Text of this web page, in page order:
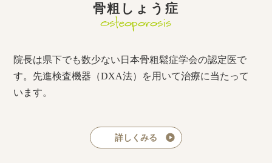
骨粗しょう症
Osteoporosis
院長は県下でも数少ない日本骨粗鬆症学会の認定医で
す。先進検査機器（DXA法）を用いて治療に当たって
います。
詳しくみる